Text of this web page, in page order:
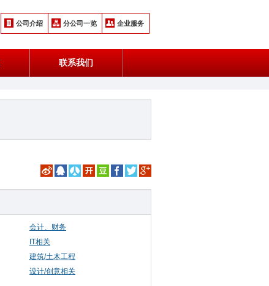
公司介绍 分公司一览 企业服务
联系我们
会计、财务
IT相关
建筑/土木工程
设计/创意相关